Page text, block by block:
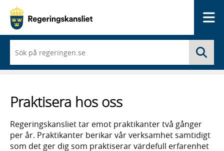
du
börjar
skriva
en
lista
med
sökförslag
Praktisera hos oss
Regeringskansliet tar emot praktikanter två gånger
per år. Praktikanter berikar vår verksamhet samtidigt
som det ger dig som praktiserar värdefull erfarenhet